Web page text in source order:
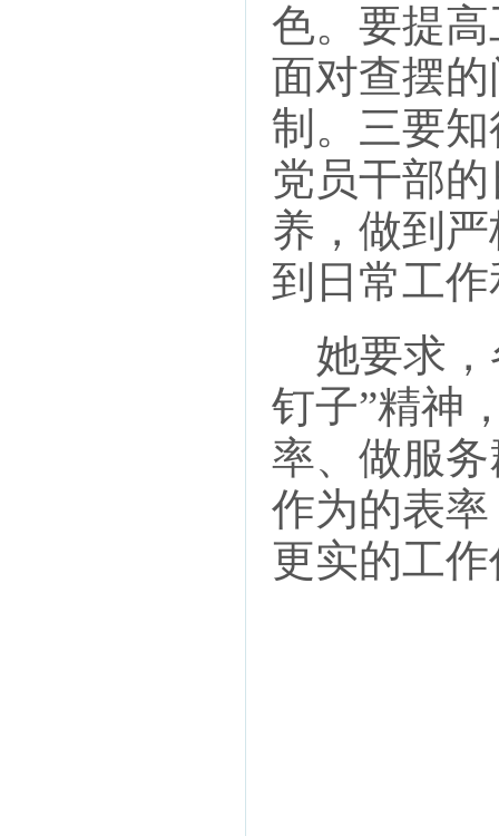
色。要提
面对查摆
制。三要
党员干部
养，做到
到日常工
她要求，
钉子”精神
率、做服
作为的表
更实的工